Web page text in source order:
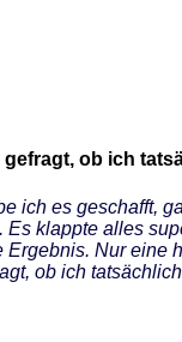
ob ich
ich es geschafft,
klappte alles
Nur
ob ich